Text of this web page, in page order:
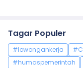
Tagar Populer
#lowongankerja
#humaspemerintah